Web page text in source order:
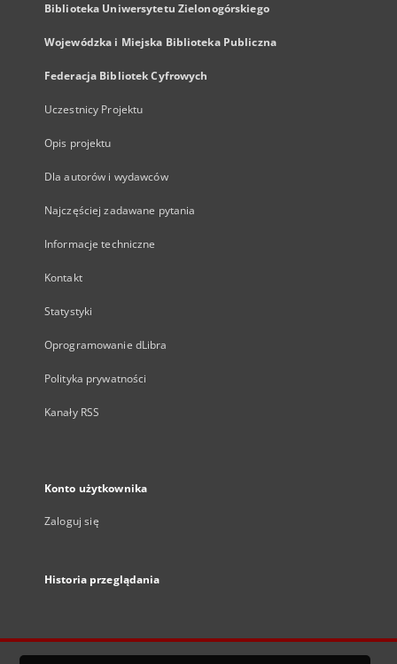
Biblioteka Uniwersytetu Zielonogórskiego
Wojewódzka i Miejska Biblioteka Publiczna
Federacja Bibliotek Cyfrowych
Uczestnicy Projektu
Opis projektu
Dla autorów i wydawców
Najczęściej zadawane pytania
Informacje techniczne
Kontakt
Statystyki
Oprogramowanie dLibra
Polityka prywatności
Kanały RSS
Konto użytkownika
Zaloguj się
Historia przeglądania